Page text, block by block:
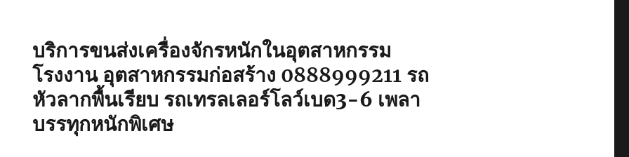
บริการขนส่งเครื่องจักรหนักในอุตสาหกรรม
โรงงาน อุตสาหกรรมก่อสร้าง 0888999211 รถ
หัวลากพื้นเรียบ รถเทรลเลอร์โลว์เบด3-6 เพลา
บรรทุกหนักพิเศษ